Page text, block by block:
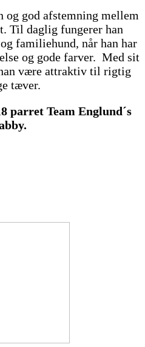
og god afstemning mellem
Til daglig fungerer han
familiehund, når han har
og gode farver. Med sit
være attraktiv til rigtig
tæver.
parret Team Englund´s